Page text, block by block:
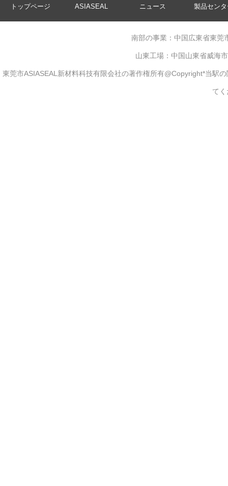
トップページ ASIASEAL ニュース 製品セン
南部の事業：中国広東省東
山東工場：中国山東省威海
東莞市ASIASEAL新材料科技有限会社の著作権所有@Copyright*当駅
て